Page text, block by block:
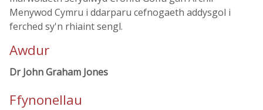
Menywod Cymru i ddarparu cefnogaeth addysgol i
ferched sy'n rhiaint sengl.
Awdur
Dr John Graham Jones
Ffynonellau